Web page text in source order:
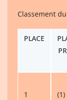
Classement du
PLACE
1 (1)